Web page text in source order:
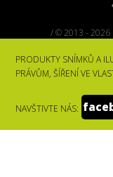
/ © 2013 - 2026
PRODUKTY SNÍMKŮ A
PRÁVŮM, ŠÍŘENÍ VE
NAVŠTIVTE NÁS: